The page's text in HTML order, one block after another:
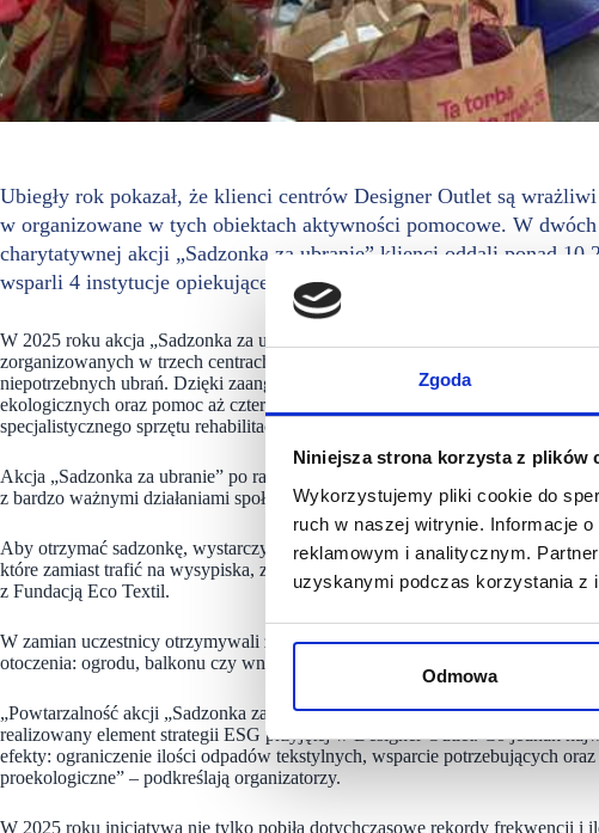
Zgoda
Niniejsza strona korzysta z plików
Wykorzystujemy pliki cookie do
ruch w naszej witrynie. Informacje
reklamowym i analitycznym.
uzyskanymi podczas korzystania z
Odmowa
Ubiegły rok pokazał, że klienci centrów Designer Outlet są
w organizowane w tych obiektach aktywności pomocowe. W
charytatywnej akcji „Sadzonka za ubranie” klienci oddali ponad
wsparli 4 instytucje opiekujące się osobami z niepełnosprawnościami.
W 2025 roku akcja „Sadzonka za ubranie” osiągnęła rekordową skalę. W
zorganizowanych w trzech centrach Designer Outlet: Gdańsk, Sosnowiec i
niepotrzebnych ubrań. Dzięki zaangażowaniu odwiedzających te centra
ekologicznych oraz pomoc aż czterem instytucjom, których podopieczni –
specjalistycznego sprzętu rehabilitacyjnego ułatwiającego codzienne
Akcja „Sadzonka za ubranie” po raz kolejny pokazała, że odpowiedzialne
z bardzo ważnymi działaniami społecznymi, które może podjąć każdy z nas.
Aby otrzymać sadzonkę, wystarczyło przynieść do centrum minimum 2 kg
które zamiast trafić na wysypiska, zostały przekazane do dalszego,
z Fundacją Eco Textil.
W zamian uczestnicy otrzymywali żywe rośliny, symbolizujące ideę obiegu
otoczenia: ogrodu, balkonu czy wnętrza.
„Powtarzalność akcji „Sadzonka za ubranie” pokazuje, że nie jest to
realizowany element strategii ESG przyjętej w Designer Outlet. Co jednak
efekty: ograniczenie ilości odpadów tekstylnych, wsparcie potrzebujących
proekologiczne” – podkreślają organizatorzy.
W 2025 roku inicjatywa nie tylko pobiła dotychczasowe rekordy frekwencji i